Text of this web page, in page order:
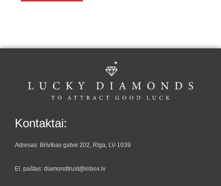
Kontaktai:
Adresas: Brīvības gatve 202, Rīga, LV-1039
El. paštas: diamondtrust@inbox.lv